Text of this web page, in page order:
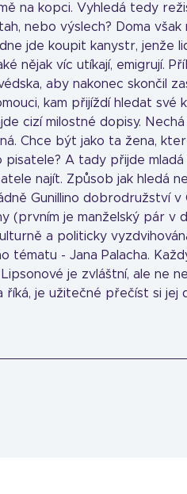
na kopci. Vyhledá tedy
nebo výslech? Doma však
jde koupit kanystr, jenže
nějak víc utíkají, emigrují.
aby nakonec skončil
kam přijíždí hledat své
cizí milostné dopisy.
Chce být jako ta žena,
pisatele? A tady přijde
najít. Způsob jak hledá
Gunillino dobrodružství v
(prvním je manželský pár v
a politicky
tématu - Jana Palacha.
je zvláštní, ale ne
říká, je užitečné přečíst si jej